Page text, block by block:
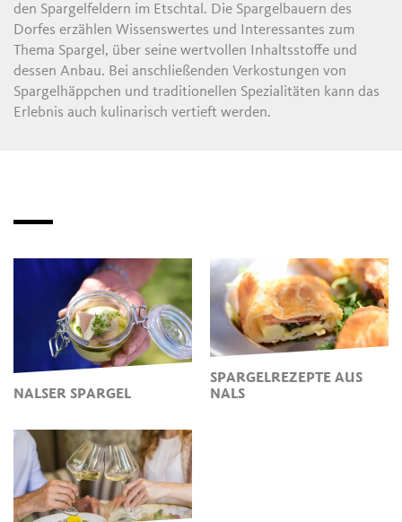
den Spargelfeldern im Etschtal. Die Spargelbauern des
Dorfes erzählen Wissenswertes und Interessantes zum
Thema Spargel, über seine wertvollen Inhaltsstoffe und
dessen Anbau. Bei anschließenden Verkostungen von
Spargelhäppchen und traditionellen Spezialitäten kann das
Erlebnis auch kulinarisch vertieft werden.
NALSER SPARGEL
SPARGELREZEPTE AUS
NALS